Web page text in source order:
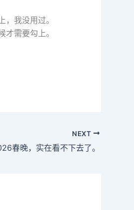
我没用过。
需要勾上。
NEXT
春晚，实在看不下去了。